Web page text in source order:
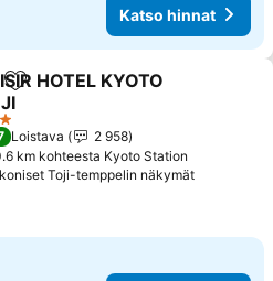
Katso hinnat
Lisää suosikkeihin
HOTEL KYOTO
hinnat
Loistava
2 958
km kohteesta Kyoto Station
Toji-temppelin näkymätKatso